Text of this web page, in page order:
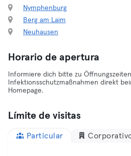
Nymphenburg
Berg am Laim
Neuhausen
Horario de apertura
Informiere dich bitte zu
Infektionsschutzmaßnahmen direkt
Homepage.
Límite de visitas
Particular